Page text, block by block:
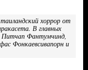
хоррор от
В главных
Питчап Фантумчинд,
Фонкаевсивапорн и